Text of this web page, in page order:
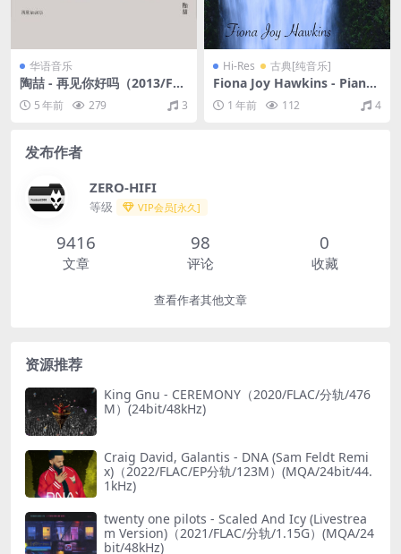
华语音乐
陶喆 - 再见你好吗（2013/FL
AC/分轨/342M）
5 年前 279 3
Hi-Res 古典[纯音乐]
Fiona Joy Hawkins - Piano
Peace（2018/SACD/ISO/1.6
G）1 年前 112 4
发布作者
ZERO-HIFI
等级 VIP会员[永久]
9416
文章
98
评论
0
收藏
查看作者其他文章
资源推荐
King Gnu - CEREMONY（2020/FLAC/分轨/476
M）(24bit/48kHz)
Craig David, Galantis - DNA (Sam Feldt Remi
x)（2022/FLAC/EP分轨/123M）(MQA/24bit/44.
1kHz)
twenty one pilots - Scaled And Icy (Livestrea
m Version)（2021/FLAC/分轨/1.15G）(MQA/24
bit/48kHz)